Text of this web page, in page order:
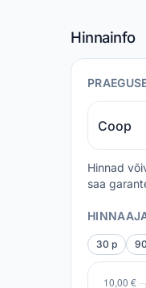
Hinnainfo
Coop
Hinnad
saa
30 p